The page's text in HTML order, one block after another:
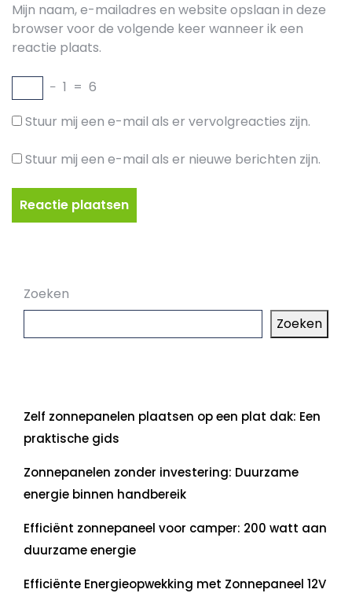
Mijn naam, e-mailadres en website opslaan in deze
browser voor de volgende keer wanneer ik een
reactie plaats.
− 1 = 6
Stuur mij een e-mail als er vervolgreacties zijn.
Stuur mij een e-mail als er nieuwe berichten zijn.
Zoeken
Zoeken
Zelf zonnepanelen plaatsen op een plat dak: Een
praktische gids
Zonnepanelen zonder investering: Duurzame
energie binnen handbereik
Efficiënt zonnepaneel voor camper: 200 watt aan
duurzame energie
Efficiënte Energieopwekking met Zonnepaneel 12V